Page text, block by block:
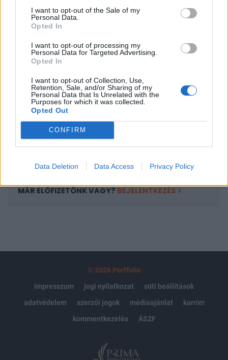
I want to opt-out of the Sale of my
Personal Data.
Opted In
I want to opt-out of processing my
Personal Data for Targeted Advertising.
Opted In
I want to opt-out of Collection, Use,
Retention, Sale, and/or Sharing of my
Personal Data that Is Unrelated with the
Purposes for which it was collected.
Opted Out
CONFIRM
Data Deletion Data Access Privacy Policy
KEDVES OLVASÓNK!
A keresett cikk a portfolio.hu hírarchívumához
tartozik, melynek olvasása előfizetéses
Az előfizetés a következőket tartalmazza:
Portfolio.hu teljes cikkarchívum
Kötéslisták: BÉT elmúlt 2 év napon belüli
kötéslistái
MÁR ELŐFIZETŐNK VAGY? BEJELENTKEZÉS
© 2026 Portfolio
impresszum
jogi nyilatkozat
süti beállítások
adatvédelem
szerzői jogok médiaajánlat
karrier
kommentkezelés
ÁSZF